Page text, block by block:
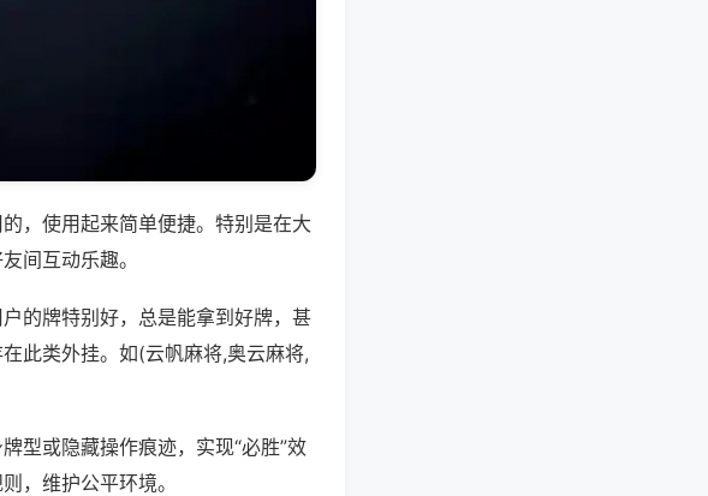
，使用起来简单便捷。特别是在大
间互动乐趣。
的牌特别好，总是能拿到好牌，甚
此类外挂。如(云帆麻将,奥云麻将,
型或隐藏操作痕迹，实现“必胜”效
，维护公平环境。